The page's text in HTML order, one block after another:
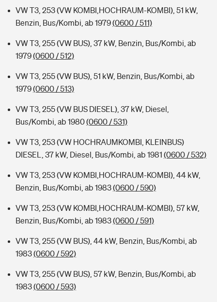
Sie haben Fragen?
Zur Übersicht
Tools
Kinderunfall-Check: Mehr Sicherheit für deine Kids
Sie haben Fragen?
VW T3, 253 (VW KOMBI,HOCHRAUM-KOMBI), 51 kW,
Benzin, Bus/Kombi, ab 1979(0600 / 511)
VW T3, 255 (VW BUS), 37 kW, Benzin, Bus/Kombi, ab
1979(0600 / 512)
VW T3, 255 (VW BUS), 51 kW, Benzin, Bus/Kombi, ab
1979(0600 / 513)
VW T3, 255 (VW BUS DIESEL), 37 kW, Diesel,
Bus/Kombi, ab 1980(0600 / 531)
VW T3, 253 (VW HOCHRAUMKOMBI, KLEINBUS)
DIESEL, 37 kW, Diesel, Bus/Kombi, ab 1981 (0600 / 532)
VW T3, 253 (VW KOMBI,HOCHRAUM-KOMBI), 44 kW,
Benzin, Bus/Kombi, ab 1983(0600 / 590)
VW T3, 253 (VW KOMBI,HOCHRAUM-KOMBI), 57 kW,
Benzin, Bus/Kombi, ab 1983(0600 / 591)
VW T3, 255 (VW BUS), 44 kW, Benzin, Bus/Kombi, ab
1983(0600 / 592)
VW T3, 255 (VW BUS), 57 kW, Benzin, Bus/Kombi, ab
1983(0600 / 593)